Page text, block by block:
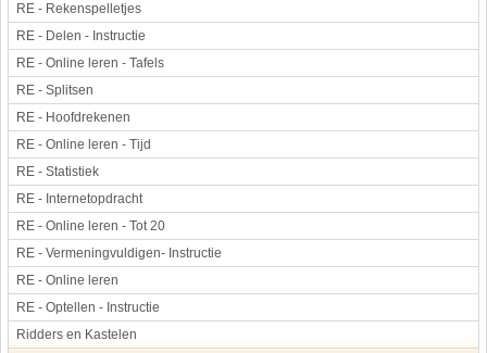
RE - Rekenspelletjes
RE - Delen - Instructie
RE - Online leren - Tafels
RE - Splitsen
RE - Hoofdrekenen
RE - Online leren - Tijd
RE - Statistiek
RE - Internetopdracht
RE - Online leren - Tot 20
RE - Vermeningvuldigen- Instructie
RE - Online leren
RE - Optellen - Instructie
Ridders en Kastelen